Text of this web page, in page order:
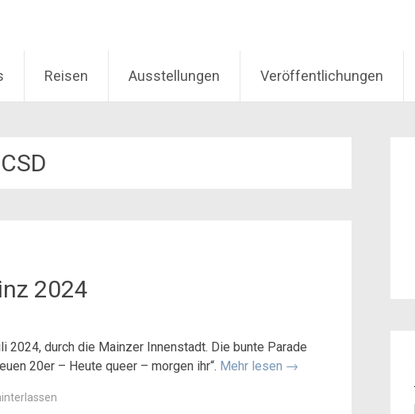
Reisen Ausstellungen Veröffentlichungen
CSD
2024
2024, durch die Mainzer Innenstadt. Die bunte Parade
20er – Heute queer – morgen ihr“. Mehr lesen →